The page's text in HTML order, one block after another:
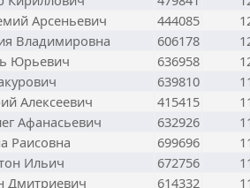
Арсеньевич 444085
Владимировна 606178
Юрьевич 636958
639810
Алексеевич 415415
Афанасьевич 632926
Раисовна 699696
Ильич 672756
Дмитриевич 614332